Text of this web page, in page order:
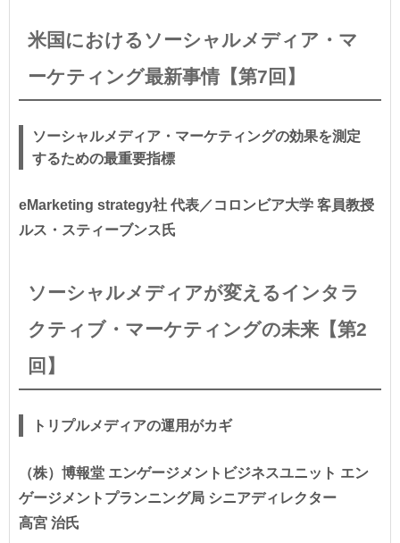
米国におけるソーシャルメディア・マ
ーケティング最新事情【第7回】
ソーシャルメディア・マーケティングの効果を測定
するための最重要指標
eMarketing strategy社 代表／コロンビア大学 客員教授
ルス・スティーブンス氏
ソーシャルメディアが変えるインタラ
クティブ・マーケティングの未来【第2
回】
トリプルメディアの運用がカギ
（株）博報堂 エンゲージメントビジネスユニット エン
ゲージメントプランニング局 シニアディレクター
高宮 治氏